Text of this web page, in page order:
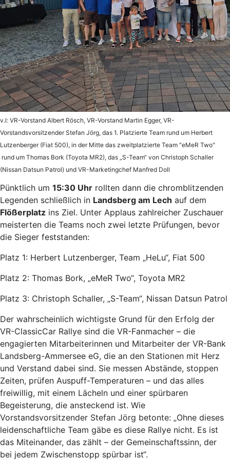
v.l: VR-Vorstand Albert Rösch, VR-Vorstand Martin Egger, VR-
Vorstandsvorsitzender Stefan Jörg, das 1. Platzierte Team rund um Herbert
Lutzenberger (Fiat 500), in der Mitte das zweitplatzierte Team "eMeR Two"
rund um Thomas Bork (Toyota MR2), das „S-Team“ von Christoph Schaller
(Nissan Datsun Patrol) und VR-Marketingchef Manfred Doll
Pünktlich um 15:30 Uhr rollten dann die chromblitzenden
Legenden schließlich in Landsberg am Lech auf dem
Flößerplatz ins Ziel. Unter Applaus zahlreicher Zuschauer
meisterten die Teams noch zwei letzte Prüfungen, bevor
die Sieger feststanden:
Platz 1: Herbert Lutzenberger, Team „HeLu“, Fiat 500
Platz 2: Thomas Bork, „eMeR Two“, Toyota MR2
Platz 3: Christoph Schaller, „S-Team“, Nissan Datsun Patrol
Der wahrscheinlich wichtigste Grund für den Erfolg der
VR-ClassicCar Rallye sind die VR-Fanmacher – die
engagierten Mitarbeiterinnen und Mitarbeiter der VR-Bank
Landsberg-Ammersee eG, die an den Stationen mit Herz
und Verstand dabei sind. Sie messen Abstände, stoppen
Zeiten, prüfen Auspuff-Temperaturen – und das alles
freiwillig, mit einem Lächeln und einer spürbaren
Begeisterung, die ansteckend ist. Wie
Vorstandsvorsitzender Stefan Jörg betonte: „Ohne dieses
leidenschaftliche Team gäbe es diese Rallye nicht. Es ist
das Miteinander, das zählt – der Gemeinschaftssinn, der
bei jedem Zwischenstopp spürbar ist“.